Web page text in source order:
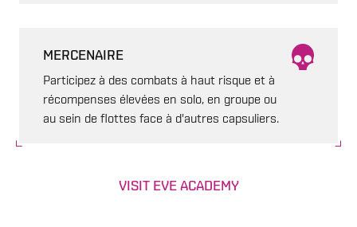
MERCENAIRE
Participez à des combats à haut risque et à
récompenses élevées en solo, en groupe ou
au sein de flottes face à d'autres capsuliers.
VISIT EVE ACADEMY